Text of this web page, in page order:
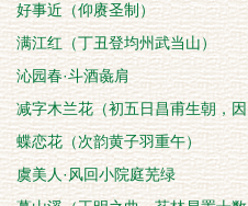
好事近（仰赓圣制）
满江红（丁丑登均州武当山）
沁园春·斗酒彘肩
减字木兰花（初五日昌甫生朝，因
庆七十）
蝶恋花（次韵黄子羽重午）
虞美人·风回小院庭芜绿